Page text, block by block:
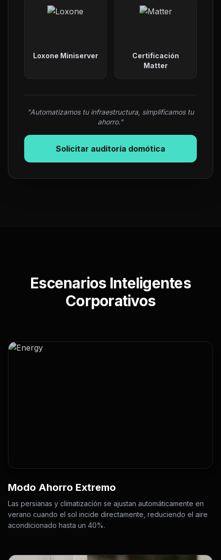
Loxone Miniserver
Certificación
Matter
"Automatizamos tu infraestructura, simplificamos tu
ahorro."
Solicitar auditoría domótica
Escenarios Inteligentes
Corporativos
Modo Ahorro Extremo
Las persianas y climatización se ajustan automáticamente en
verano cuando el sol incide directamente, reduciendo el aire
acondicionado hasta un 40%.